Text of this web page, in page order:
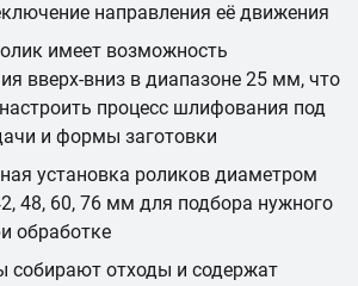
направления её движения
имеет возможность
вверх-вниз в диапазоне 25 мм, что
процесс шлифования под
и формы заготовки
установка роликов диаметром
48, 60, 76 мм для подбора нужного
обработке
собирают отходы и содержат